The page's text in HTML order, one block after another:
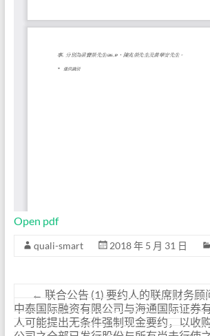
Open pdf
quali-smart 2018 年 5 月 31 日
← 联合公告 (1) 要约人的联席财务顾
中泰国际融资有限公司与海通国际证券
人可能提出无条件强制现金要约，以收